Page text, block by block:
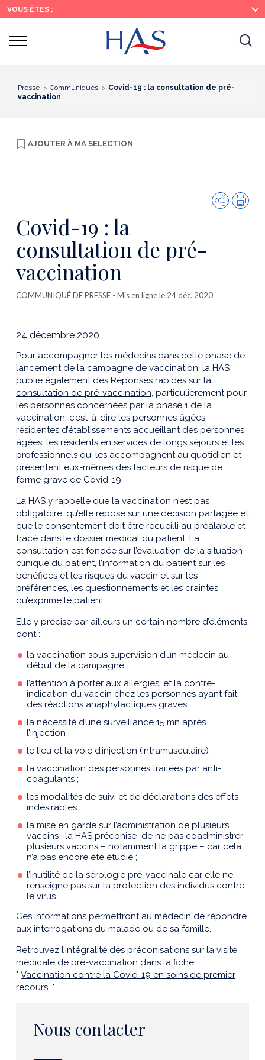
Recherche
Menu
principal
Contenu
principal
VOUS ÊTES :
Ouvrir
Presse Communiqués
Covid-19 : la consultation de pré-
vaccination
AJOUTER À MA SELECTION
Partager
Covid-19 : la
consultation de pré-
vaccination
COMMUNIQUÉ DE PRESSE - Mis en ligne le 24 déc. 2020
24 décembre 2020
Pour accompagner les médecins dans cette phase de
lancement de la campagne de vaccination, la HAS
publie également des Réponses rapides sur la
consultation de pré-vaccination, particulièrement pour
les personnes concernées par la phase 1 de la
vaccination, c’est-à-dire les personnes âgées
résidentes d’établissements accueillant des personnes
âgées, les résidents en services de longs séjours et les
professionnels qui les accompagnent au quotidien et
présentent eux-mêmes des facteurs de risque de
forme grave de Covid-19.
La HAS y rappelle que la vaccination n’est pas
obligatoire, qu’elle repose sur une décision partagée et
que le consentement doit être recueilli au préalable et
tracé dans le dossier médical du patient. La
consultation est fondée sur l’évaluation de la situation
clinique du patient, l’information du patient sur les
bénéfices et les risques du vaccin et sur les
préférences, les questionnements et les craintes
qu’exprime le patient.
Elle y précise par ailleurs un certain nombre d’éléments,
dont :
la vaccination sous supervision d’un médecin au
début de la campagne
l’attention à porter aux allergies, et la contre-
indication du vaccin chez les personnes ayant fait
des réactions anaphylactiques graves ;
la nécessité d’une surveillance 15 mn après
l’injection ;
le lieu et la voie d’injection (intramusculaire) ;
la vaccination des personnes traitées par anti-
coagulants ;
les modalités de suivi et de déclarations des effets
indésirables ;
la mise en garde sur l’administration de plusieurs
vaccins : la HAS préconise de ne pas coadministrer
plusieurs vaccins – notamment la grippe – car cela
n’a pas encore été étudié ;
l’inutilité de la sérologie pré-vaccinale car elle ne
renseigne pas sur la protection des individus contre
le virus.
Ces informations permettront au médecin de répondre
aux interrogations du malade ou de sa famille.
Retrouvez l’intégralité des préconisations sur la visite
médicale de pré-vaccination dans la fiche
" Vaccination contre la Covid-19 en soins de premier
recours "
Nous contacter